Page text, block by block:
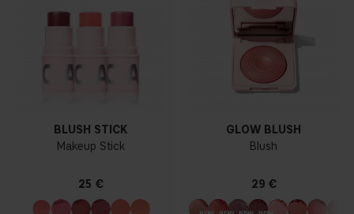
BLUSH STICK
Makeup Stick
25 €
GLOW BLUSH
Blush
29 €